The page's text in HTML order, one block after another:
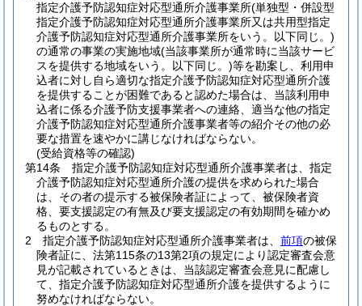
指定介護予防認知症対応型通所介護事業所(単独型・併設型
指定介護予防認知症対応型通所介護事業所又は共用型指定
介護予防認知症対応型通所介護事業所をいう。以下同じ。)
の通常の事業の実施地域(当該事業所が通常時に当該サービ
スを提供する地域をいう。以下同じ。)等を勘案し、利用申
込者に対し自ら適切な指定介護予防認知症対応型通所介護
を提供することが困難であると認めた場合は、当該利用申
込者に係る介護予防支援事業者への連絡、適当な他の指定
介護予防認知症対応型通所介護事業者等の紹介その他の必
要な措置を速やかに講じなければならない。
(受給資格等の確認)
第14条
指定介護予防認知症対応型通所介護事業者は、指定
介護予防認知症対応型通所介護の提供を求められた場合
は、その者の提示する被保険者証によって、被保険者資
格、要支援認定の有無及び要支援認定の有効期間を確かめ
るものとする。
2
指定介護予防認知症対応型通所介護事業者は、 前項の被保
険者証に、法第115条の13第2項の規定により認定審査会意
見が記載されているときは、当該認定審査会意見に配慮し
て、指定介護予防認知症対応型通所介護を提供するように
努めなければならない。